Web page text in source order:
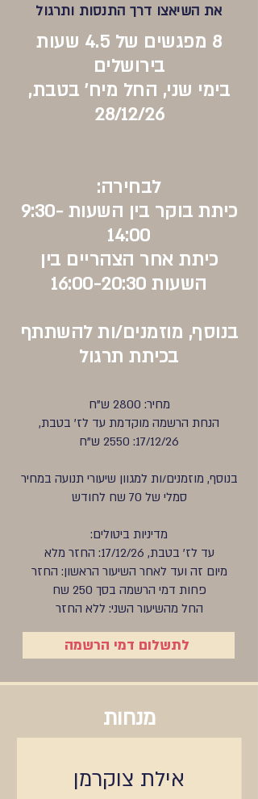
את השיאצו דרך התנסות ותרגול
8 מפגשים של 4.5 שעות
בירושלים
בימי שני, החל מיח' בטבת,
28/12/26
לבחירה:
כיתת בוקר בין השעות 9:30-
14:00
כיתת אחר הצהריים בין
השעות 16:00-20:30
בנוסף, מוזמנים/ות להשתתף
בכיתת תרגול
מחיר: 2800 ש"ח
הנחת הרשמה מוקדמת עד לז' בטבת,
17/12/26: 2550 ש"ח
בנוסף, מוזמנים/ות למגוון שיעורי תנועה במחיר
סמלי של 70 שח לחודש
מדיניות ביטולים:
עד לז' בטבת, 17/12/26: החזר מלא
מיום זה ועד לאחר השיעור הראשון: החזר
פחות דמי הרשמה בסך 250 שח
החל מהשיעור השני: ללא החזר
לתשלום דמי הרשמה
מנחות
אילת צוקרמן